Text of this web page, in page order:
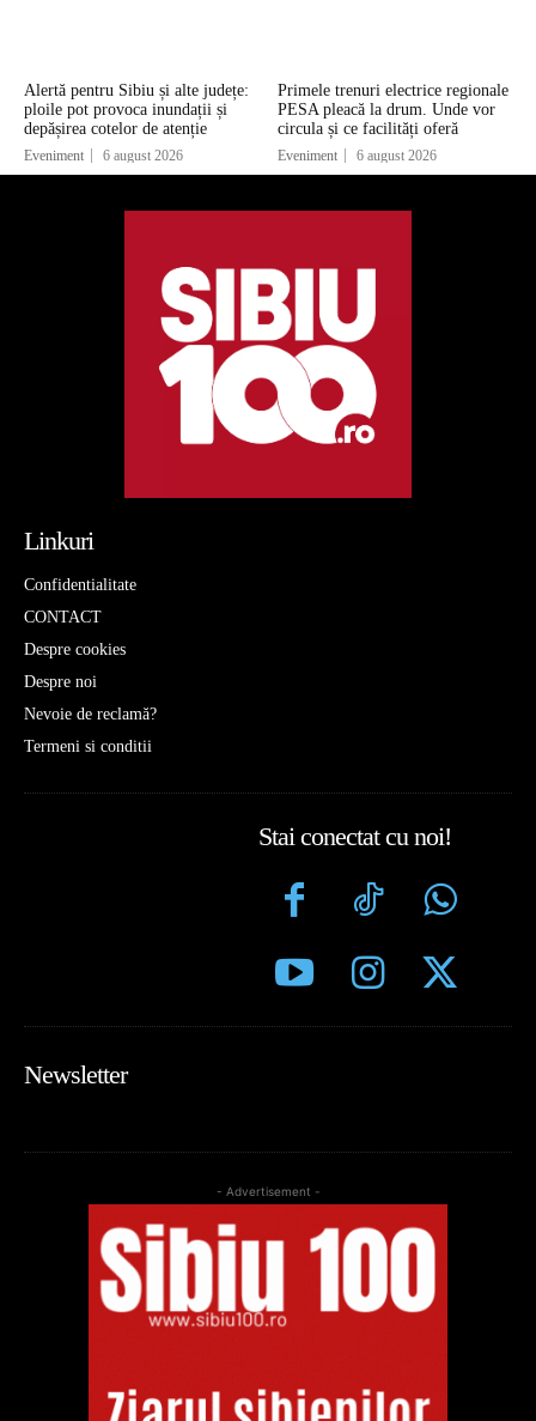
Alertă pentru Sibiu și alte județe:
ploile pot provoca inundații și
depășirea cotelor de atenție
Eveniment 6 august 2026
Primele trenuri electrice regionale
PESA pleacă la drum. Unde vor
circula și ce facilități oferă
Eveniment 6 august 2026
Linkuri
Confidentialitate
CONTACT
Despre cookies
Despre noi
Nevoie de reclamă?
Termeni si conditii
Stai conectat cu noi!
Newsletter
- Advertisement -